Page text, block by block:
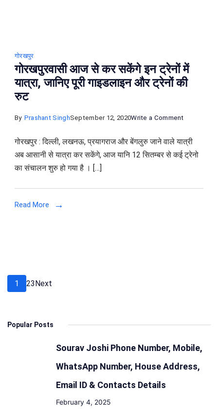
गोरखपुर
गोरखपुरवासी आज से कर सकेंगे इन ट्रेनों में
यात्रा, जानिए पूरी गाइडलाइन और ट्रेनों की
रुट
By Prashant SinghSeptember 12, 2020Write a Commenton
आज
से
गोरखपुर : दिल्ली, लखनऊ, प्रयागराज और बेंगलुरु जाने वाले यात्री
अब आसानी से यात्रा कर सकेंगे, आज यानि 12 सितम्बर से कई ट्रेनो
का संचालन शुरु हो गया है । […]
Read More
Posts
pagination
Page
1 Page
2Page
3 Next
Popular Posts
Sourav Joshi Phone Number, Mobile,
WhatsApp Number, House Address,
Email ID & Contacts Details
February 4, 2025